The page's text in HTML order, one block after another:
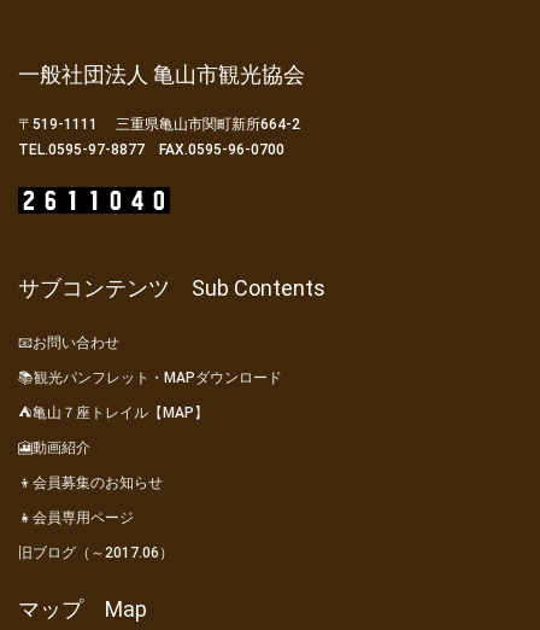
一般社団法人 亀山市観光協会
〒519-1111 三重県亀山市関町新所664-2
TEL.0595-97-8877 FAX.0595-96-0700
サブコンテンツ Sub Contents
📧お問い合わせ
📚観光パンフレット・MAPダウンロード
⛺亀山７座トレイル【MAP】
🎦動画紹介
👦会員募集のお知らせ
👧会員専用ページ
旧ブログ（～2017.06）
マップ Map